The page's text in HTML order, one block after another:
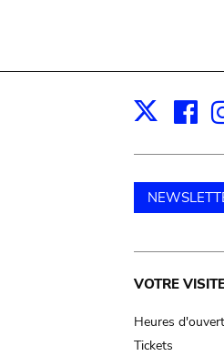
X
Main
VOTRE
Heures
Tickets